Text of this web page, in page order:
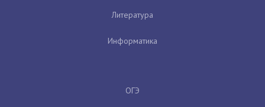
Литература
Информатика
ОГЭ